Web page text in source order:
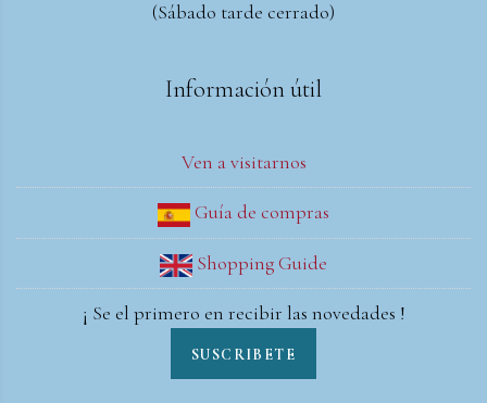
(Sábado tarde cerrado)
Información útil
Ven a visitarnos
Guía de compras
Shopping Guide
¡ Se el primero en recibir las novedades !
SUSCRIBETE